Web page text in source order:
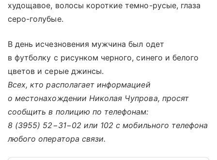
худощавое, волосы короткие темно-русые, глаза
серо-голубые.
В день исчезновения мужчина был одет
в футболку с рисунком черного, синего и белого
цветов и серые джинсы.
Всех, кто располагает информацией
о местонахождении Николая Чупрова, просят
сообщить в полицию по телефонам:
8 (3955) 52−31−02 или 102 с мобильного телефона
любого оператора связи.